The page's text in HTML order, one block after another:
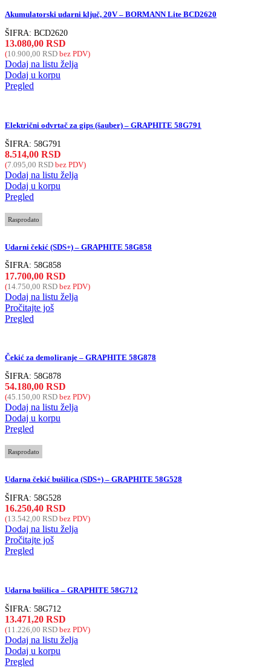
Akumulatorski udarni ključ, 20V – BORMANN Lite BCD2620
ŠIFRA: BCD2620
13.080,00 RSD
(10.900,00 RSD bez PDV)
Dodaj na listu želja
Dodaj u korpu
Pregled
Električni odvrtač za gips (šauber) – GRAPHITE 58G791
ŠIFRA: 58G791
8.514,00 RSD
(7.095,00 RSD bez PDV)
Dodaj na listu želja
Dodaj u korpu
Pregled
Rasprodato
Udarni čekić (SDS+) – GRAPHITE 58G858
ŠIFRA: 58G858
17.700,00 RSD
(14.750,00 RSD bez PDV)
Dodaj na listu želja
Pročitajte još
Pregled
Čekić za demoliranje – GRAPHITE 58G878
ŠIFRA: 58G878
54.180,00 RSD
(45.150,00 RSD bez PDV)
Dodaj na listu želja
Dodaj u korpu
Pregled
Rasprodato
Udarna čekić bušilica (SDS+) – GRAPHITE 58G528
ŠIFRA: 58G528
16.250,40 RSD
(13.542,00 RSD bez PDV)
Dodaj na listu želja
Pročitajte još
Pregled
Udarna bušilica – GRAPHITE 58G712
ŠIFRA: 58G712
13.471,20 RSD
(11.226,00 RSD bez PDV)
Dodaj na listu želja
Dodaj u korpu
Pregled